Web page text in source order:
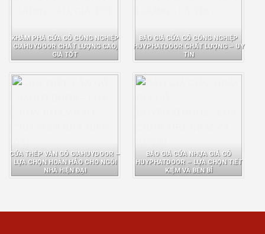
KHÁM PHÁ CỬA GỖ CÔNG NGHIỆP
GIAHUYDOOR CHẤT LƯỢNG CAO,
GIÁ TỐT
BÁO GIÁ CỬA GỖ CÔNG NGHIỆP
HUYPHATDOOR CHẤT LƯỢNG – UY
TÍN
CỬA THÉP VÂN GỖ GIAHUYDOOR –
LỰA CHỌN HOÀN HẢO CHO NGÔI
NHÀ HIỆN ĐẠI
BÁO GIÁ CỬA NHỰA GIẢ GỖ
HUYPHATDOOR – LỰA CHỌN TIẾT
KIỆM VÀ BỀN BỈ